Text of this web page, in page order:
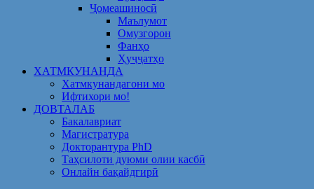
Ҷомеашиносӣ
Маълумот
Омузгорон
Фанҳо
Ҳуҷҷатҳо
ХАТМКУНАНДА
Хатмкунандагони мо
Ифтихори мо!
ДОВТАЛАБ
Бакалавриат
Магистратура
Докторантура PhD
Таҳсилоти дуюми олии касбӣ
Онлайн бақайдгирӣ